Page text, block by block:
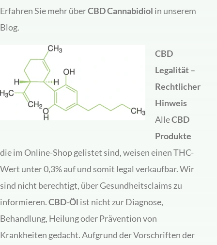
Erfahren Sie mehr überCBD Cannabidiol in unserem
Blog.
CBD
Legalität –
Rechtlicher
Hinweis
AlleCBD
Produkte
die im Online-Shop gelistet sind, weisen einen THC-
Wert unter 0,3% auf und somit legal verkaufbar. Wir
sind nicht berechtigt, über Gesundheitsclaims zu
informieren.CBD-Öl ist nicht zur Diagnose,
Behandlung, Heilung oder Prävention von
Krankheiten gedacht. Aufgrund der Vorschriften der